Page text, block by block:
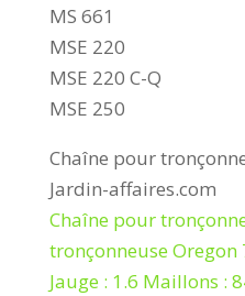
MS 661
MSE 220
MSE 220 C-Q
MSE 250
Chaîne pour
Jardin-affaires.com
Chaîne pour
tronçonneuse Oregon
Jauge : 1.6 Maillons :